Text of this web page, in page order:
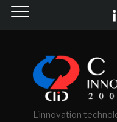
L'innovation